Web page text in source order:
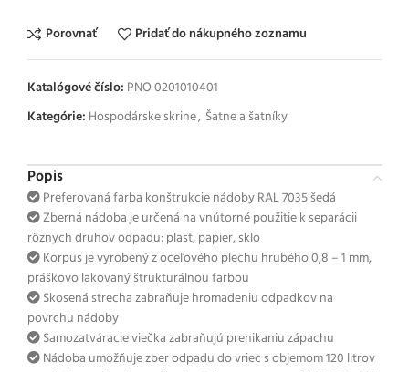
Porovnať Pridať do nákupného zoznamu
Katalógové číslo: PNO 0201010401
Kategórie: Hospodárske skrine, Šatne a šatníky
Popis
Preferovaná farba konštrukcie nádoby RAL 7035 šedá
Zberná nádoba je určená na vnútorné použitie k separácii
rôznych druhov odpadu: plast, papier, sklo
Korpus je vyrobený z oceľového plechu hrubého 0,8 – 1 mm,
práškovo lakovaný štrukturálnou farbou
Skosená strecha zabraňuje hromadeniu odpadkov na
povrchu nádoby
Samozatváracie viečka zabraňujú prenikaniu zápachu
Nádoba umožňuje zber odpadu do vriec s objemom 120 litrov